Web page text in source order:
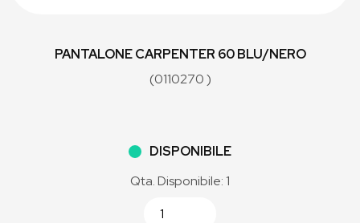
PANTALONE CARPENTER 60 BLU/NERO
(0110270 )
DISPONIBILE
Qta. Disponibile: 1